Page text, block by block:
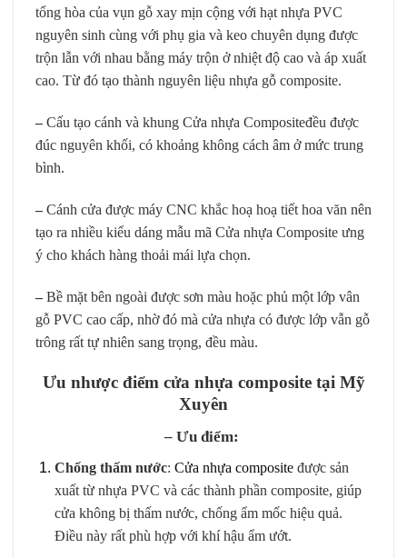
tổng hòa của vụn gỗ xay mịn cộng với hạt nhựa PVC
nguyên sinh cùng với phụ gia và keo chuyên dụng được
trộn lẫn với nhau bằng máy trộn ở nhiệt độ cao và áp xuất
cao. Từ đó tạo thành nguyên liệu nhựa gỗ composite.
– Cấu tạo cánh và khung Cửa nhựa Compositeđều được
đúc nguyên khối, có khoảng không cách âm ở mức trung
bình.
– Cánh cửa được máy CNC khắc hoạ hoạ tiết hoa văn nên
tạo ra nhiều kiểu dáng mẫu mã Cửa nhựa Composite ưng
ý cho khách hàng thoải mái lựa chọn.
– Bề mặt bên ngoài được sơn màu hoặc phủ một lớp vân
gỗ PVC cao cấp, nhờ đó mà cửa nhựa có được lớp vẫn gỗ
trông rất tự nhiên sang trọng, đều màu.
Ưu nhược điểm cửa nhựa composite tại Mỹ
Xuyên
– Ưu điểm:
Chống thấm nước: Cửa nhựa compositeđược sản
xuất từ nhựa PVC và các thành phần composite, giúp
cửa không bị thấm nước, chống ẩm mốc hiệu quả.
Điều này rất phù hợp với khí hậu ẩm ướt.